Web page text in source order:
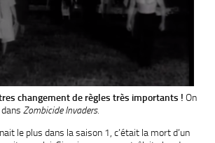
changement de règles très importants ! On
Zombicide Invaders.
le plus dans la saison 1, c’était la mort d’un